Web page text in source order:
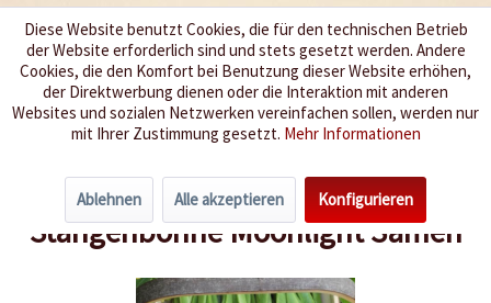
Wir würzen Ihr Leben
Menü
Übersicht Bohnen & Erbsen
Stangenbohne Moonlight Samen
Diese Website benutzt Cookies, die für den technischen Betrieb
der Website erforderlich sind und stets gesetzt werden. Andere
Cookies, die den Komfort bei Benutzung dieser Website erhöhen,
der Direktwerbung dienen oder die Interaktion mit anderen
Websites und sozialen Netzwerken vereinfachen sollen, werden nur
mit Ihrer Zustimmung gesetzt. Mehr Informationen
Ablehnen Alle akzeptieren Konfigurieren